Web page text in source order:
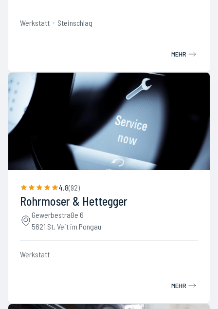
Werkstatt Steinschlag
MEHR
4.8(92)
Rohrmoser & Hettegger
Gewerbestraße 6
5621 St. Veit im Pongau
Werkstatt
MEHR